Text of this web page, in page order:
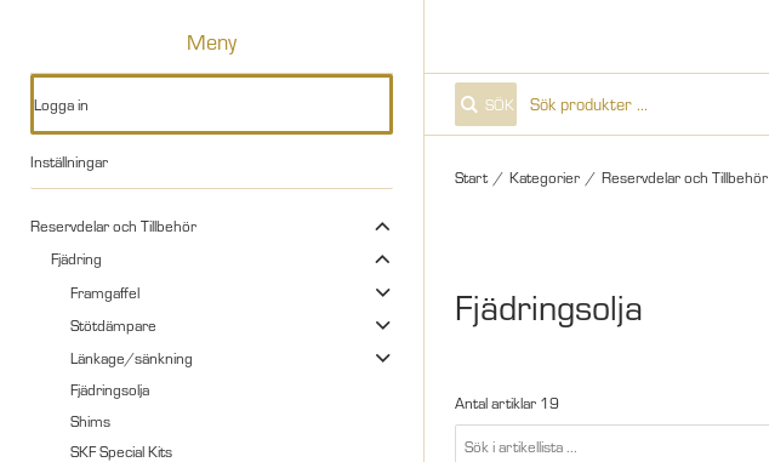
Meny
Logga in
Inställningar
Reservdelar och Tillbehör
Fjädring
Framgaffel
Stötdämpare
Länkage/sänkning
Fjädringsolja
Shims
SKF Special Kits
SÖK
Start / Kategorier / Reservdelar och Tillbehör
Fjädringsolja
Antal artiklar 19